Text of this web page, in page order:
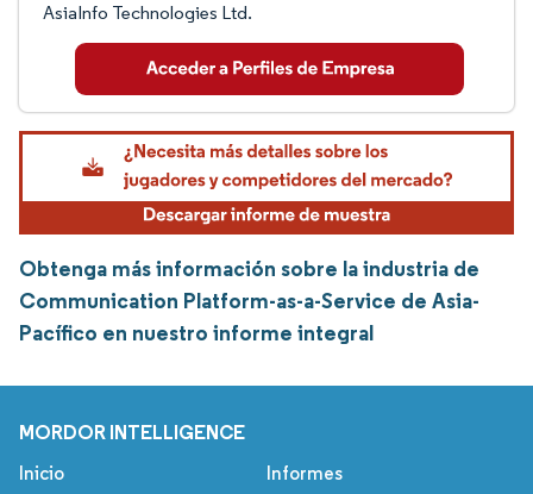
AsiaInfo Technologies Ltd.
Obtenga más información sobre la industria de
Communication Platform-as-a-Service de Asia-
Pacífico en nuestro informe integral
MORDOR INTELLIGENCE
Inicio Informes